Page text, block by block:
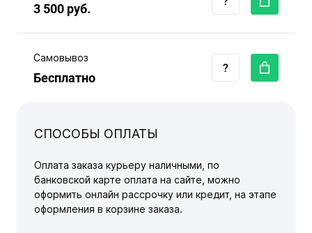
3 500 руб.
Самовывоз
Бесплатно
СПОСОБЫ ОПЛАТЫ
Оплата заказа курьеру наличными, по
банковской карте оплата на сайте, можно
оформить онлайн рассрочку или кредит, на этапе
оформления в корзине заказа.